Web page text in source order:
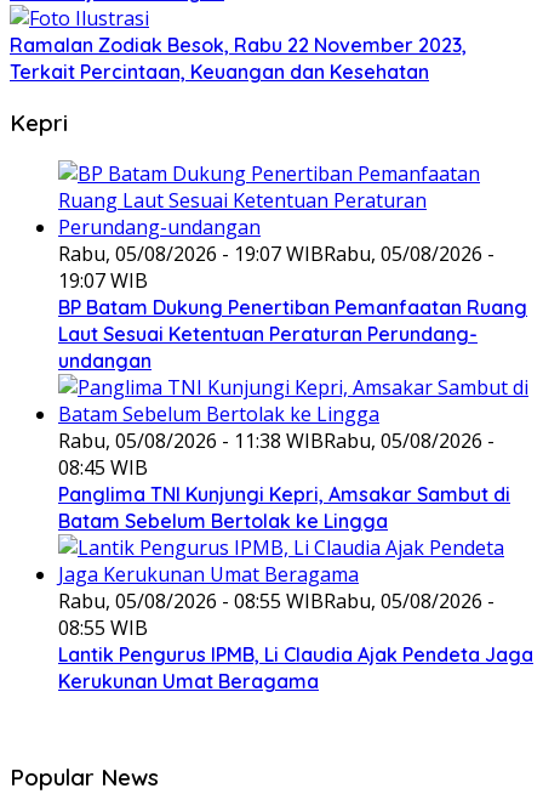
Ramalan Zodiak Besok, Rabu 22 November 2023,
Terkait Percintaan, Keuangan dan Kesehatan
Kepri
Rabu, 05/08/2026 - 19:07 WIBRabu, 05/08/2026 -
19:07 WIB
BP Batam Dukung Penertiban Pemanfaatan Ruang
Laut Sesuai Ketentuan Peraturan Perundang-
undangan
Rabu, 05/08/2026 - 11:38 WIBRabu, 05/08/2026 -
08:45 WIB
Panglima TNI Kunjungi Kepri, Amsakar Sambut di
Batam Sebelum Bertolak ke Lingga
Rabu, 05/08/2026 - 08:55 WIBRabu, 05/08/2026 -
08:55 WIB
Lantik Pengurus IPMB, Li Claudia Ajak Pendeta Jaga
Kerukunan Umat Beragama
Popular News